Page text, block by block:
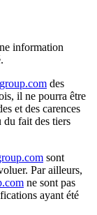
information
des
il ne pourra être
et des carences
du fait des tiers
sont
Par ailleurs,
ne sont pas
ayant été